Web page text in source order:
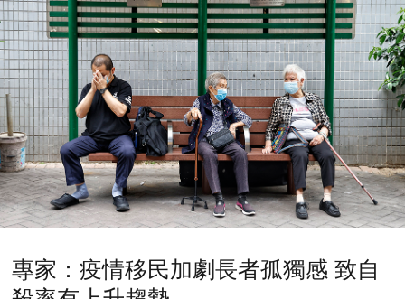
專家：疫情移民加劇長者孤獨感 致自